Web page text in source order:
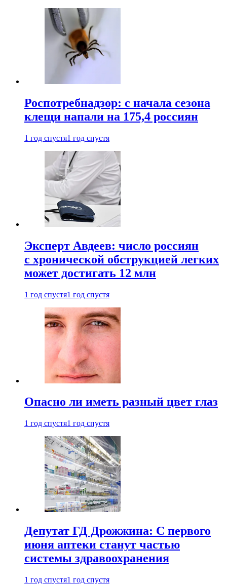
Роспотребнадзор: с начала сезона
клещи напали на 175,4 россиян
1 год спустя1 год спустя
Эксперт Авдеев: число россиян
с хронической обструкцией легких
может достигать 12 млн
1 год спустя1 год спустя
Опасно ли иметь разный цвет глаз
1 год спустя1 год спустя
Депутат ГД Дрожжина: С первого
июня аптеки станут частью
системы здравоохранения
1 год спустя1 год спустя